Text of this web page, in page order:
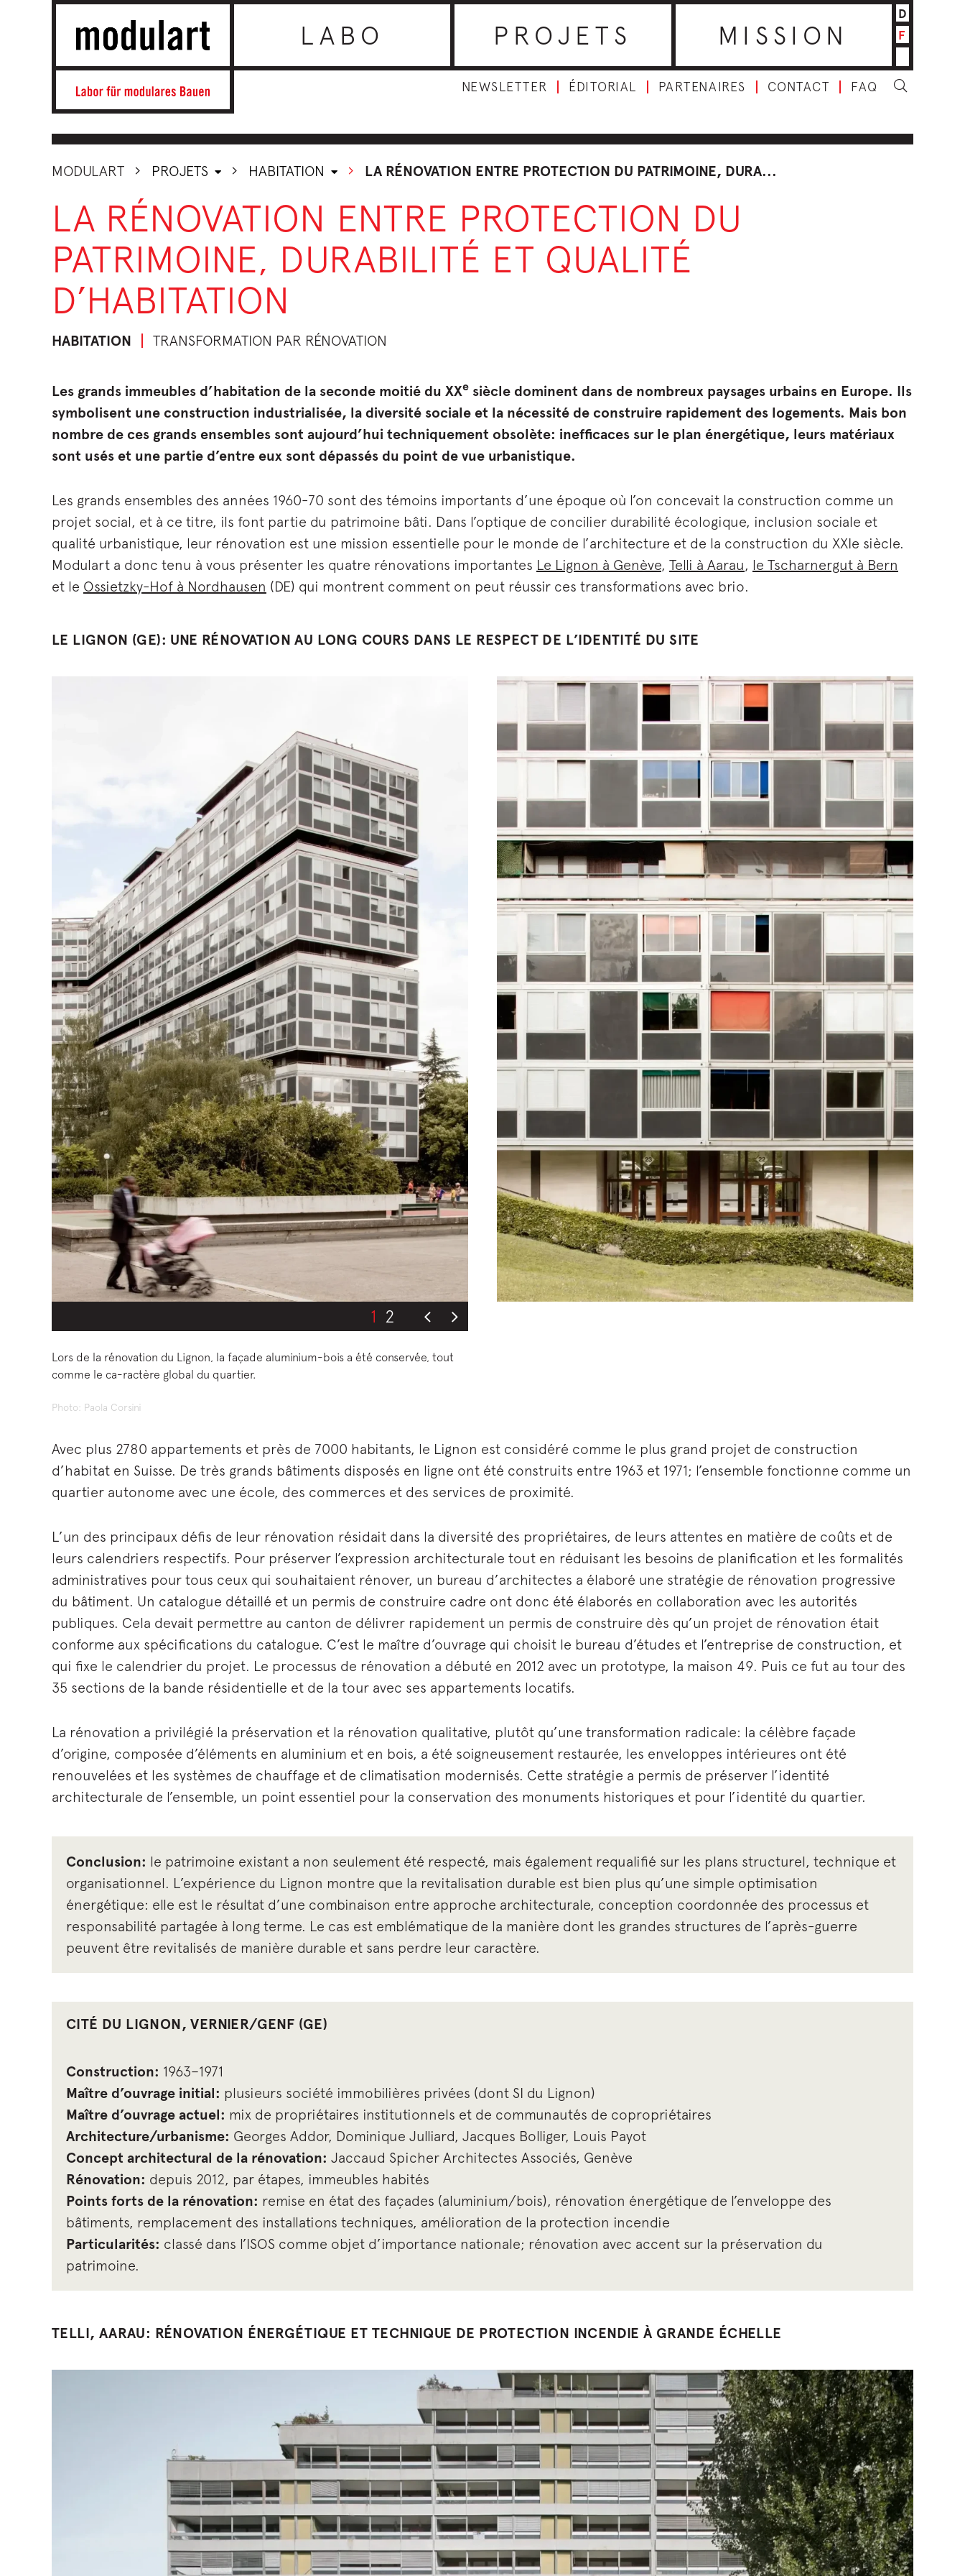
LABO PROJETS MISSION
D
F
NEWSLETTER ÉDITORIAL PARTENAIRES CONTACT FAQ
MODULART PROJETS HABITATION LA RÉNOVATION ENTRE PROTECTION DU PATRIMOINE, DURA...
LA RÉNOVATION ENTRE PROTECTION DU
PATRIMOINE, DURABILITÉ ET QUALITÉ
D’HABITATION
HABITATION TRANSFORMATION PAR RÉNOVATION
Les grands immeubles d’habitation de la seconde moitié du XXe siècle dominent dans de nombreux paysages urbains en Europe. Ils
symbolisent une construction industrialisée, la diversité sociale et la nécessité de construire rapidement des logements. Mais bon
nombre de ces grands ensembles sont aujourd’hui techniquement obsolète: inefficaces sur le plan énergétique, leurs matériaux
sont usés et une partie d’entre eux sont dépassés du point de vue urbanistique.
Les grands ensembles des années 1960-70 sont des témoins importants d’une époque où l’on concevait la construction comme un
projet social, et à ce titre, ils font partie du patrimoine bâti. Dans l’optique de concilier durabilité écologique, inclusion sociale et
qualité urbanistique, leur rénovation est une mission essentielle pour le monde de l’architecture et de la construction du XXIe siècle.
Modulart a donc tenu à vous présenter les quatre rénovations importantes Le Lignon à Genève, Telli à Aarau, le Tscharnergut à Bern
et le Ossietzky-Hof à Nordhausen (DE) qui montrent comment on peut réussir ces transformations avec brio.
LE LIGNON (GE): UNE RÉNOVATION AU LONG COURS DANS LE RESPECT DE L’IDENTITÉ DU SITE
1 2
Lors de la rénovation du Lignon, la façade aluminium-bois a été conservée, tout
comme le ca-ractère global du quartier.
Photo: Paola Corsini
Avec plus 2780 appartements et près de 7000 habitants, le Lignon est considéré comme le plus grand projet de construction
d’habitat en Suisse. De très grands bâtiments disposés en ligne ont été construits entre 1963 et 1971; l’ensemble fonctionne comme un
quartier autonome avec une école, des commerces et des services de proximité.
L’un des principaux défis de leur rénovation résidait dans la diversité des propriétaires, de leurs attentes en matière de coûts et de
leurs calendriers respectifs. Pour préserver l’expression architecturale tout en réduisant les besoins de planification et les formalités
administratives pour tous ceux qui souhaitaient rénover, un bureau d’architectes a élaboré une stratégie de rénovation progressive
du bâtiment. Un catalogue détaillé et un permis de construire cadre ont donc été élaborés en collaboration avec les autorités
publiques. Cela devait permettre au canton de délivrer rapidement un permis de construire dès qu’un projet de rénovation était
conforme aux spécifications du catalogue. C’est le maître d’ouvrage qui choisit le bureau d’études et l’entreprise de construction, et
qui fixe le calendrier du projet. Le processus de rénovation a débuté en 2012 avec un prototype, la maison 49. Puis ce fut au tour des
35 sections de la bande résidentielle et de la tour avec ses appartements locatifs.
La rénovation a privilégié la préservation et la rénovation qualitative, plutôt qu’une transformation radicale: la célèbre façade
d’origine, composée d’éléments en aluminium et en bois, a été soigneusement restaurée, les enveloppes intérieures ont été
renouvelées et les systèmes de chauffage et de climatisation modernisés. Cette stratégie a permis de préserver l’identité
architecturale de l’ensemble, un point essentiel pour la conservation des monuments historiques et pour l’identité du quartier.
Conclusion: le patrimoine existant a non seulement été respecté, mais également requalifié sur les plans structurel, technique et
organisationnel. L’expérience du Lignon montre que la revitalisation durable est bien plus qu’une simple optimisation
énergétique: elle est le résultat d’une combinaison entre approche architecturale, conception coordonnée des processus et
responsabilité partagée à long terme. Le cas est emblématique de la manière dont les grandes structures de l’après-guerre
peuvent être revitalisés de manière durable et sans perdre leur caractère.
CITÉ DU LIGNON, VERNIER/GENF (GE)
Construction: 1963–1971
Maître d’ouvrage initial: plusieurs société immobilières privées (dont SI du Lignon)
Maître d’ouvrage actuel: mix de propriétaires institutionnels et de communautés de copropriétaires
Architecture/urbanisme: Georges Addor, Dominique Julliard, Jacques Bolliger, Louis Payot
Concept architectural de la rénovation: Jaccaud Spicher Architectes Associés, Genève
Rénovation: depuis 2012, par étapes, immeubles habités
Points forts de la rénovation: remise en état des façades (aluminium/bois), rénovation énergétique de l’enveloppe des
bâtiments, remplacement des installations techniques, amélioration de la protection incendie
Particularités: classé dans l’ISOS comme objet d’importance nationale; rénovation avec accent sur la préservation du
patrimoine.
TELLI, AARAU: RÉNOVATION ÉNERGÉTIQUE ET TECHNIQUE DE PROTECTION INCENDIE À GRANDE ÉCHELLE